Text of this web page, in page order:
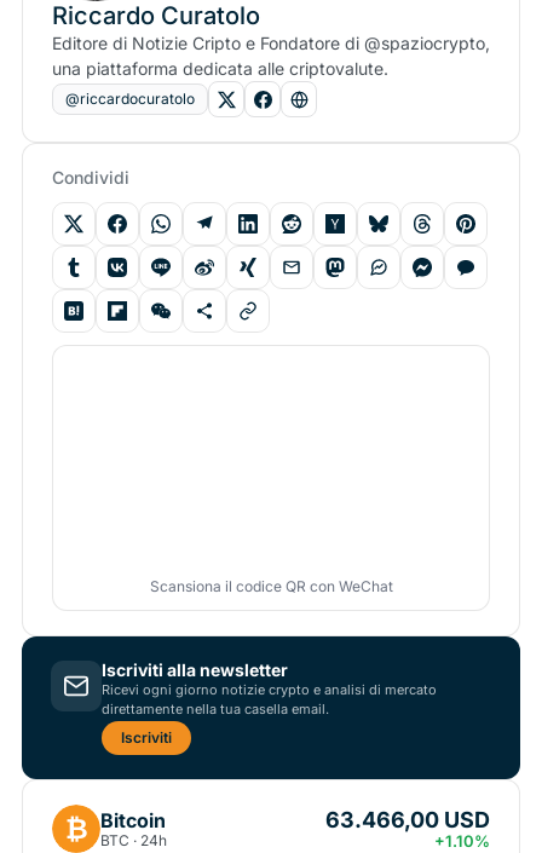
Riccardo Curatolo
Editore di Notizie Cripto e Fondatore di @spaziocrypto,
una piattaforma dedicata alle criptovalute.
@riccardocuratolo
Condividi
Scansiona il codice QR con WeChat
Iscriviti alla newsletter
Ricevi ogni giorno notizie crypto e analisi di mercato
direttamente nella tua casella email.
Iscriviti
₿ Bitcoin
BTC · 24h
63.466,00 USD
+1.10%